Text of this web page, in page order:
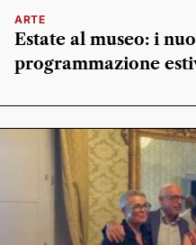
ARTE
Estate al museo: i
programmazione